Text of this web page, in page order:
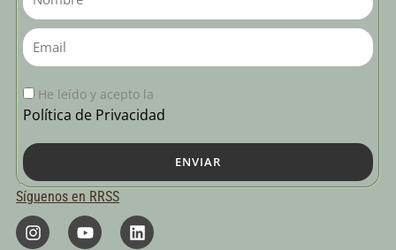
Email
He leído y acepto la
Política de Privacidad
ENVIAR
Síguenos en RRSS
I
n
Y
o
L
i